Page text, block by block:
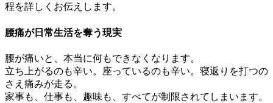
程を詳しくお伝えします。
腰痛が日常生活を奪う現実
腰が痛いと、本当に何もできなくなります。
立ち上がるのも辛い。座っているのも辛い。寝返りを打つの
さえ痛みが走る。
家事も、仕事も、趣味も、すべてが制限されてしまいます。